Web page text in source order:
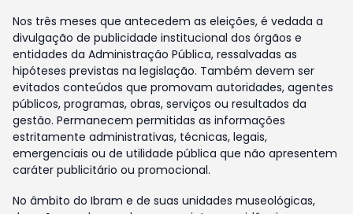
Nos três meses que antecedem as eleições, é vedada a
divulgação de publicidade institucional dos órgãos e
entidades da Administração Pública, ressalvadas as
hipóteses previstas na legislação. Também devem ser
evitados conteúdos que promovam autoridades, agentes
públicos, programas, obras, serviços ou resultados da
gestão. Permanecem permitidas as informações
estritamente administrativas, técnicas, legais,
emergenciais ou de utilidade pública que não apresentem
caráter publicitário ou promocional.
No âmbito do Ibram e de suas unidades museológicas,